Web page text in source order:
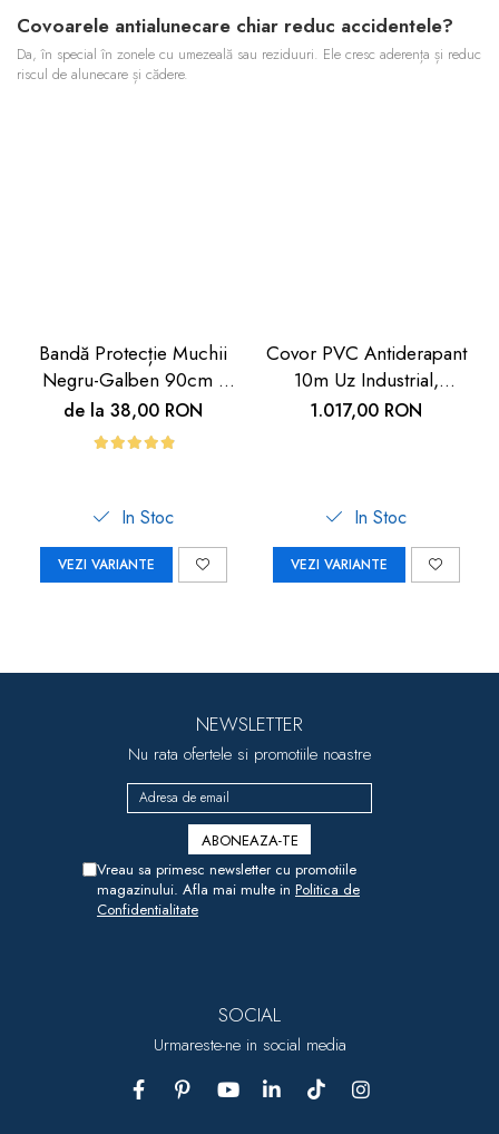
Covoarele antialunecare chiar reduc accidentele?
Da, în special în zonele cu umezeală sau reziduuri. Ele cresc aderența și reduc
riscul de alunecare și cădere.
Bandă Protecție Muchii
Negru-Galben 90cm |
Carboysafety
de la 38,00 RON
In Stoc
VEZI VARIANTE
Covor PVC Antiderapant
10m Uz Industrial,
Hoteluri | Carboysafety
1.017,00 RON
In Stoc
VEZI VARIANTE
NEWSLETTER
Nu rata ofertele si promotiile noastre
Vreau sa primesc newsletter cu promotiile
magazinului. Afla mai multe in Politica de
Confidentialitate
SOCIAL
Urmareste-ne in social media